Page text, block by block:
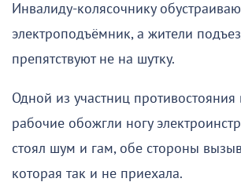
Инвалиду-колясочнику
электроподъёмник, а жители
препятствуют не на шутку.
Одной из участниц противостояния
рабочие обожгли ногу
стоял шум и гам, обе стороны
которая так и не приехала.